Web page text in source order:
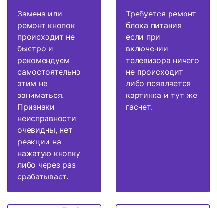
Замена или
ремонт кнопок
происходит не
быстро и
рекомендуем
самостоятельно
этим не
заниматься.
Признаки
неисправности
очевидны, нет
реакции на
нажатую кнопку
либо через раз
срабатывает.
Требуется ремонт
блока питания
если при
включении
телевизора ничего
не происходит
либо появляется
картинка и тут же
гаснет.